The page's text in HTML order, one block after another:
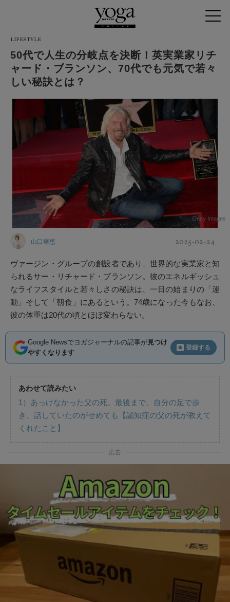
LIFESTYLE
50代で人生の分岐点を決断！英実業家リチ
ャード・ブランソン、70代でも元気で若々
しい秘訣とは？
Getty Images
山口華恵 2025-02-24
ヴァージン・グループの創設者であり、世界的な実業家と知
られるサー・リチャード・ブランソン。彼のエネルギッシュ
なライフスタイルと若々しさの秘訣は、一日の始まりの「運
動」そして「朝食」にあるという。74歳になった今もなお、
彼の体重は20代の頃とほぼ変わらない。
Google Newsでヨガジャーナルの記事が見つけ
やすくなります
登録する
あわせて読みたい
1）あっけなかった父の死。最後まで、自分の足で歩
き、話していたのがせめても【認知症の父の死が教えて
くれたこと】
広告